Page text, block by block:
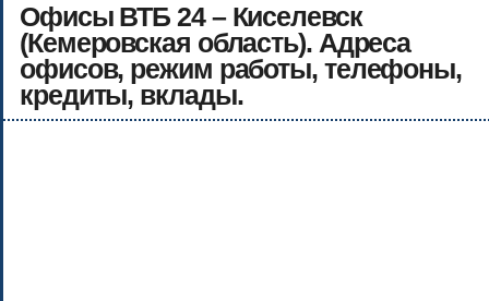
Офисы ВТБ 24 – Киселевск
(Кемеровская область). Адреса
офисов, режим работы, телефоны,
кредиты, вклады.